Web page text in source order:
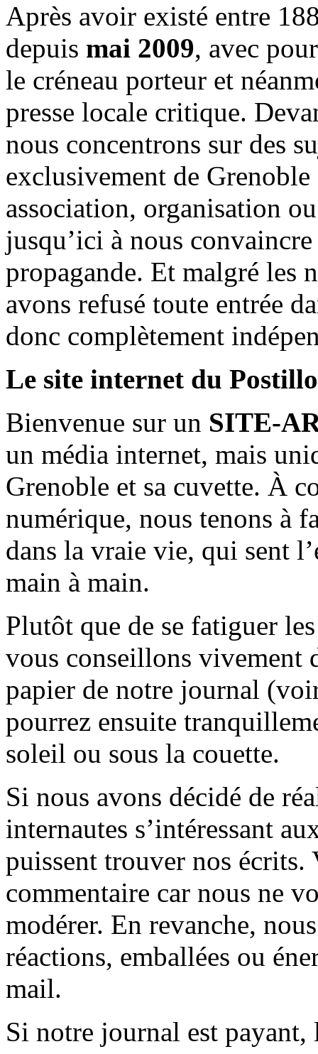
Après avoir existé entre
depuis mai 2009, avec
le créneau porteur et
presse locale critique.
nous concentrons sur des
exclusivement de
association, organisation
jusqu’ici à nous
propagande. Et malgré les
avons refusé toute entrée
donc complètement
Le site internet du
Bienvenue sur un SITE-
un média internet, mais
Grenoble et sa cuvette. À
numérique, nous tenons à
dans la vraie vie, qui sent
main à main.
Plutôt que de se fatiguer
vous conseillons vivement
papier de notre journal
pourrez ensuite
soleil ou sous la couette.
Si nous avons décidé de
internautes s’intéressant
puissent trouver nos écrits.
commentaire car nous ne
modérer. En revanche,
réactions, emballées ou
mail.
Si notre journal est payant,